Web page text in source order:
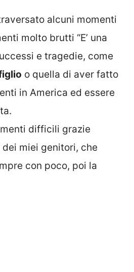
alcuni momenti
molto brutti “E’ una
e tragedie, come
o quella di aver fatto
in America ed essere
difficili grazie
dei miei genitori, che
con poco, poi la